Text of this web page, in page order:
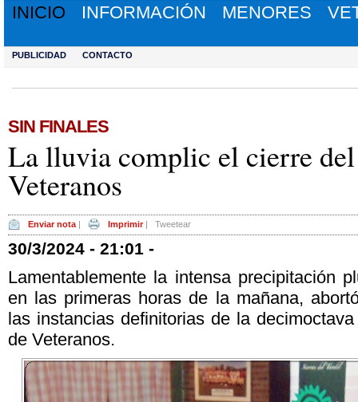
INICIO INFORMACIÓN MENORES
PUBLICIDAD CONTACTO
SIN FINALES
La lluvia complic el cierre
Veteranos
Enviar nota | Imprimir| Tweetear
30/3/2024 - 21:01 -
Lamentablemente la intensa precipitación
en las primeras horas de la mañana,
las instancias definitorias de la
de Veteranos.